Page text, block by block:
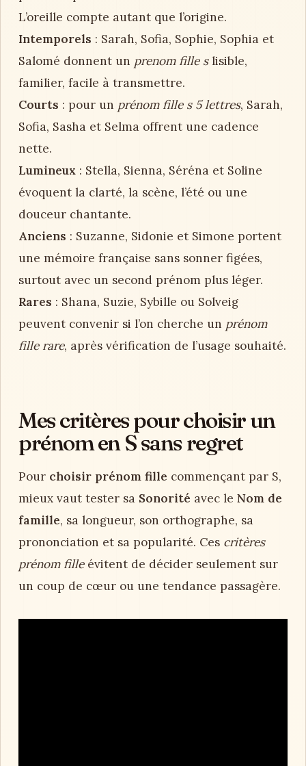
L’oreille compte autant que l’origine.
Intemporels : Sarah, Sofia, Sophie, Sophia et
Salomé donnent un prenom fille slisible,
familier, facile à transmettre.
Courts : pour un prénom fille s 5 lettres, Sarah,
Sofia, Sasha et Selma offrent une cadence
nette.
Lumineux : Stella, Sienna, Séréna et Soline
évoquent la clarté, la scène, l’été ou une
douceur chantante.
Anciens : Suzanne, Sidonie et Simone portent
une mémoire française sans sonner figées,
surtout avec un second prénom plus léger.
Rares : Shana, Suzie, Sybille ou Solveig
peuvent convenir si l’on cherche un prénom
fille rare, après vérification de l’usage souhaité.
Mes critères pour choisir un
prénom en S sans regret
Pour choisir prénom fille commençant par S,
mieux vaut tester sa Sonorité avec le Nom de
famille, sa longueur, son orthographe, sa
prononciation et sa popularité. Ces critères
prénom filleévitent de décider seulement sur
un coup de cœur ou une tendance passagère.